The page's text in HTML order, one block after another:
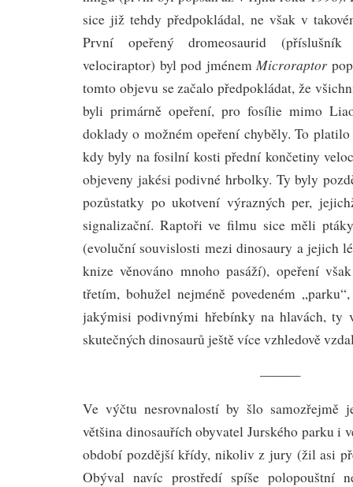
sice již tehdy předpokládal, ne však v
První opeřený dromeosaurid
velociraptor) byl pod jménem Microraptor
tomto objevu se začalo předpokládat, že
byli primárně opeření, pro fosílie mimo
doklady o možném opeření chyběly. To
kdy byly na fosilní kosti přední končetiny
objeveny jakési podivné hrbolky. Ty byly
pozůstatky po ukotvení výrazných per,
signalizační. Raptoři ve filmu sice měli
(evoluční souvislosti mezi dinosaury a jejich
knize věnováno mnoho pasáží), opeření
třetím, bohužel nejméně povedeném
jakýmisi podivnými hřebínky na hlavách, ty
skutečných dinosaurů ještě více vzhledově
———
Ve výčtu nesrovnalostí by šlo samozřejmě
většina dinosauřích obyvatel Jurského parku i
období pozdější křídy, nikoliv z jury (žil asi
Obýval navíc prostředí spíše polopouštní